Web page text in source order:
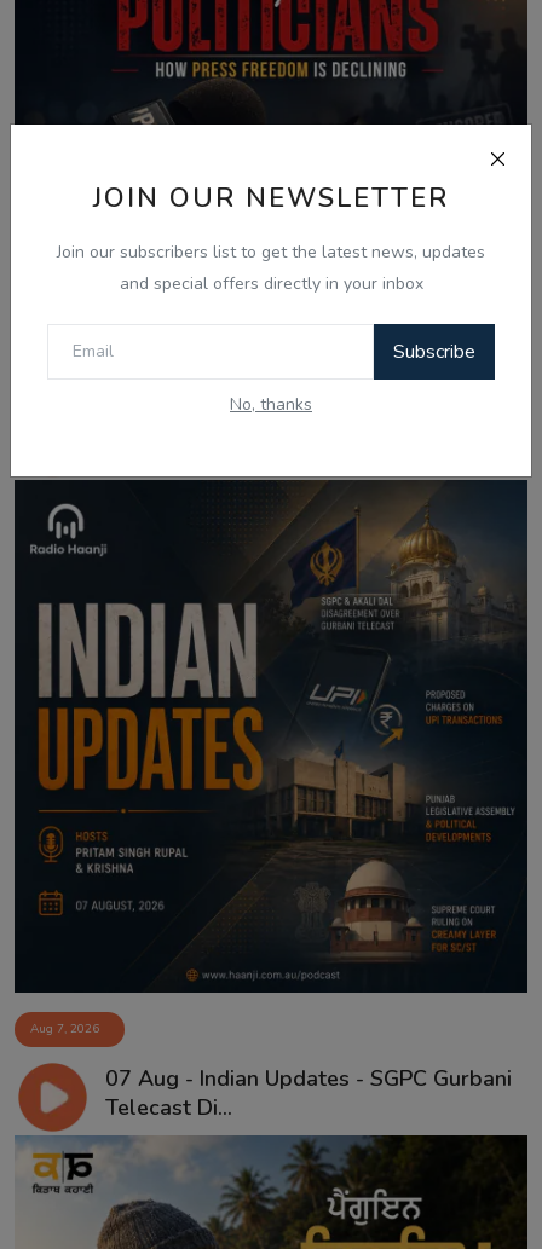
JOIN OUR NEWSLETTER
Join our subscribers list to get the latest news, updates
and special offers directly in your inbox
Subscribe
No, thanks
Aug 7, 2026
07 Aug - Indian Updates - SGPC Gurbani
Telecast Di...